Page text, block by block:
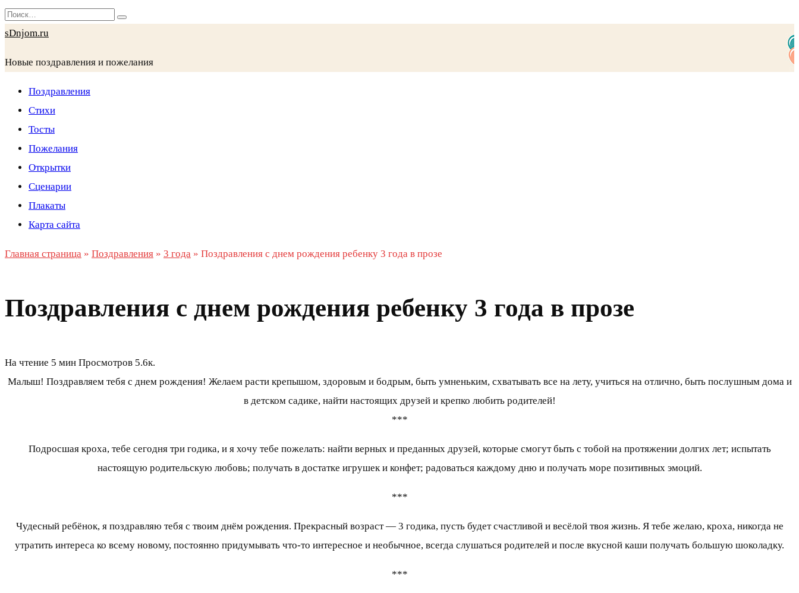
Перейти
к
Search
for:
sDnjom.ru
Новые поздравления и пожелания
Поздравления
Стихи
Тосты
Пожелания
Открытки
Сценарии
Плакаты
Карта сайта
Главная страница » Поздравления » 3 года » Поздравления с днем рождения ребенку 3 года в прозе
Поздравления с днем рождения ребенку 3 года в прозе
На чтение 5 мин Просмотров 5.6к.
Малыш! Поздравляем тебя с днем рождения! Желаем расти крепышом, здоровым и бодрым, быть умненьким, схватывать все на лету, учиться на отлично, быть послушным дома и
в детском садике, найти настоящих друзей и крепко любить родителей!
***
Подросшая кроха, тебе сегодня три годика, и я хочу тебе пожелать: найти верных и преданных друзей, которые смогут быть с тобой на протяжении долгих лет; испытать
настоящую родительскую любовь; получать в достатке игрушек и конфет; радоваться каждому дню и получать море позитивных эмоций.
***
Чудесный ребёнок, я поздравляю тебя с твоим днём рождения. Прекрасный возраст — 3 годика, пусть будет счастливой и весёлой твоя жизнь. Я тебе желаю, кроха, никогда не
утратить интереса ко всему новому, постоянно придумывать что-то интересное и необычное, всегда слушаться родителей и после вкусной каши получать большую шоколадку.
***